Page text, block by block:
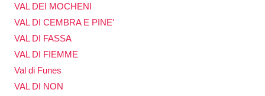
VAL DEI MOCHENI
VAL DI CEMBRA E PINE'
VAL DI FASSA
VAL DI FIEMME
Val di Funes
VAL DI NON